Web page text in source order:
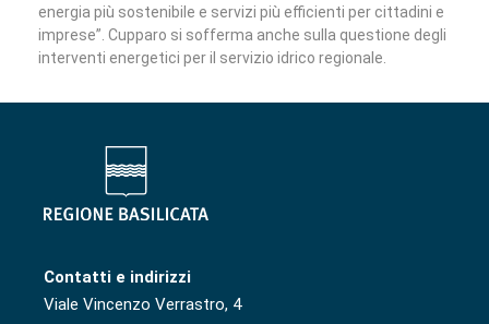
energia più sostenibile e servizi più efficienti per cittadini e
imprese”. Cupparo si sofferma anche sulla questione degli
interventi energetici per il servizio idrico regionale.
Contatti e indirizzi
Viale Vincenzo Verrastro, 4